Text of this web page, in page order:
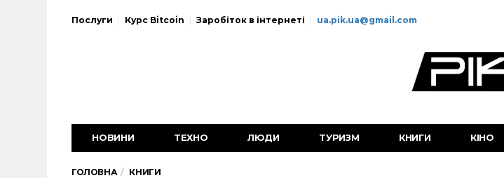
Послуги Курс Bitcoin Заробіток в інтернеті ua.pik.ua@gmail.com
НОВИНИ ТЕХНО ЛЮДИ ТУРИЗМ КНИГИ КІНО
ГОЛОВНА КНИГИ